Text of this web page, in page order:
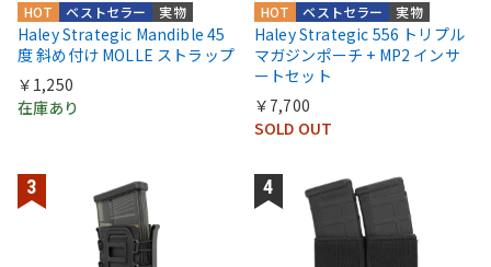
実物
ベストセラー
HOT
Haley Strategic Mandible 45
度 斜め付け MOLLE ストラップ
￥1,250
在庫あり
実物
ベストセラー
HOT
Haley Strategic 556 トリプル
マガジンポーチ + MP2 インサ
ートセット
￥7,700
SOLD OUT